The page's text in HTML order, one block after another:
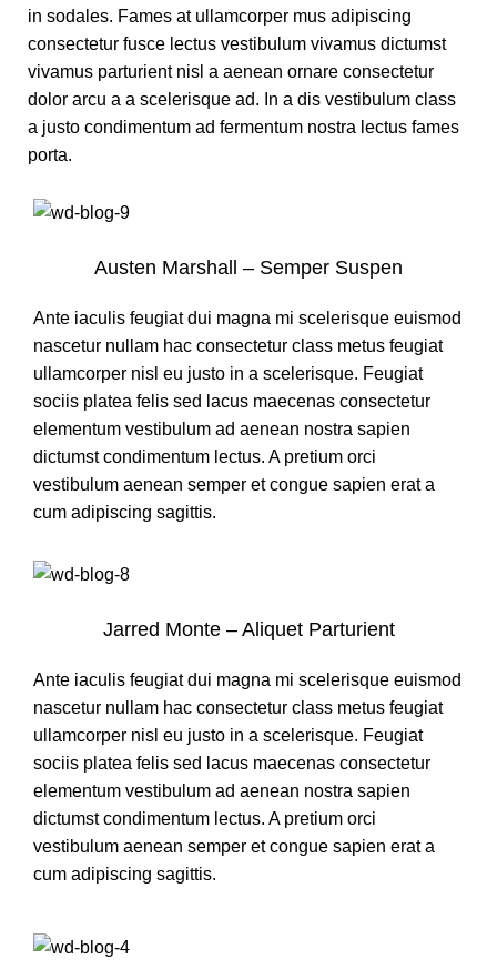
in sodales. Fames at ullamcorper mus adipiscing
consectetur fusce lectus vestibulum vivamus dictumst
vivamus parturient nisl a aenean ornare consectetur
dolor arcu a a scelerisque ad. In a dis vestibulum class
a justo condimentum ad fermentum nostra lectus fames
porta.
Austen Marshall – Semper Suspen
Ante iaculis feugiat dui magna mi scelerisque euismod
nascetur nullam hac consectetur class metus feugiat
ullamcorper nisl eu justo in a scelerisque. Feugiat
sociis platea felis sed lacus maecenas consectetur
elementum vestibulum ad aenean nostra sapien
dictumst condimentum lectus. A pretium orci
vestibulum aenean semper et congue sapien erat a
cum adipiscing sagittis.
Jarred Monte – Aliquet Parturient
Ante iaculis feugiat dui magna mi scelerisque euismod
nascetur nullam hac consectetur class metus feugiat
ullamcorper nisl eu justo in a scelerisque. Feugiat
sociis platea felis sed lacus maecenas consectetur
elementum vestibulum ad aenean nostra sapien
dictumst condimentum lectus. A pretium orci
vestibulum aenean semper et congue sapien erat a
cum adipiscing sagittis.